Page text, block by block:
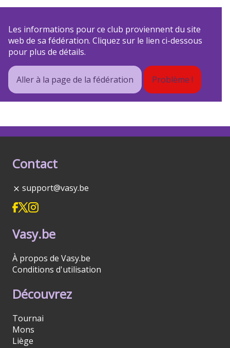
Les informations pour ce club proviennent du site
web de sa fédération. Cliquez sur le lien ci-dessous
pour plus de détails.
Aller à la page de la fédération Problème !
Contact
support@vasy.be
Vasy.be
À propos de Vasy.be
Conditions d'utilisation
Découvrez
Tournai
Mons
Liège